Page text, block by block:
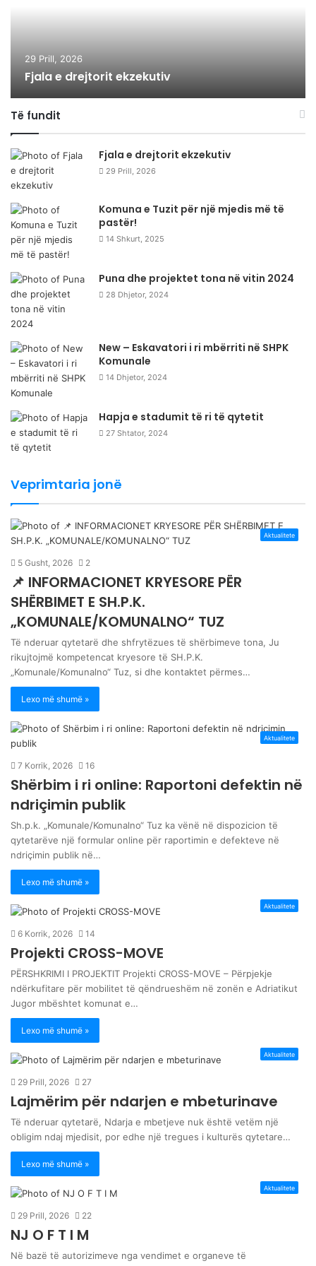
29 Prill, 2026
Fjala e drejtorit ekzekutiv
Të fundit
Fjala e drejtorit ekzekutiv
29 Prill, 2026
Komuna e Tuzit për një mjedis më të
pastër!
14 Shkurt, 2025
Puna dhe projektet tona në vitin 2024
28 Dhjetor, 2024
New – Eskavatori i ri mbërriti në SHPK
Komunale
14 Dhjetor, 2024
Hapja e stadumit të ri të qytetit
27 Shtator, 2024
Veprimtaria jonë
Aktualitete
5 Gusht, 2026 2
📌 INFORMACIONET KRYESORE PËR
SHËRBIMET E SH.P.K.
„KOMUNALE/KOMUNALNO“ TUZ
Të nderuar qytetarë dhe shfrytëzues të shërbimeve tona, Ju
rikujtojmë kompetencat kryesore të SH.P.K.
„Komunale/Komunalno“ Tuz, si dhe kontaktet përmes…
Lexo më shumë »
Aktualitete
7 Korrik, 2026 16
Shërbim i ri online: Raportoni defektin në
ndriçimin publik
Sh.p.k. „Komunale/Komunalno“ Tuz ka vënë në dispozicion të
qytetarëve një formular online për raportimin e defekteve në
ndriçimin publik në…
Lexo më shumë »
Aktualitete
6 Korrik, 2026 14
Projekti CROSS-MOVE
PËRSHKRIMI I PROJEKTIT Projekti CROSS-MOVE – Përpjekje
ndërkufitare për mobilitet të qëndrueshëm në zonën e Adriatikut
Jugor mbështet komunat e…
Lexo më shumë »
Aktualitete
29 Prill, 2026 27
Lajmërim për ndarjen e mbeturinave
Të nderuar qytetarë, Ndarja e mbetjeve nuk është vetëm një
obligim ndaj mjedisit, por edhe një tregues i kulturës qytetare…
Lexo më shumë »
Aktualitete
29 Prill, 2026 22
NJ O F T I M
Në bazë të autorizimeve nga vendimet e organeve të